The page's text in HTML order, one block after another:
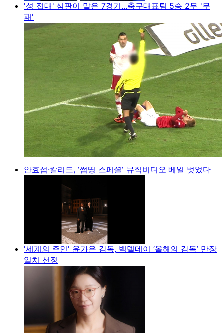
'성 접대' 심판이 맡은 7경기...축구대표팀 5승 2무 '무
패'
안효섭·칼리드, '썸띵 스페셜' 뮤직비디오 베일 벗었다
'세계의 주인' 윤가은 감독, 벡델데이 ‘올해의 감독’ 만장
일치 선정